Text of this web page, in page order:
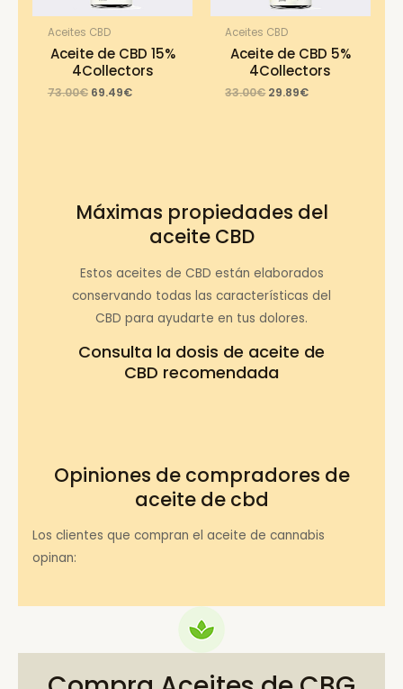
Aceites CBD
Aceite de CBD 15%
4Collectors
73.00€ Original
69.49€Current
Aceites CBD
Aceite de CBD 5%
4Collectors
33.00€ Original
29.89€Current
Máximas propiedades del
aceite CBD
Estos aceites de CBD están elaborados
conservando todas las características del
CBD para ayudarte en tus dolores.
Consulta la dosis de aceite de
CBD recomendada
Opiniones de compradores de
aceite de cbd
Los clientes que compran el aceite de cannabis
opinan: